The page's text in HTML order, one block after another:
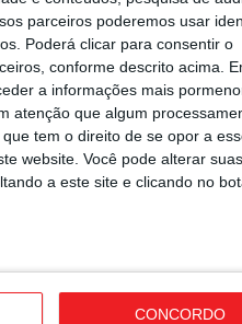
parceiros poderemos usar
Poderá clicar para consentir o
conforme descrito acima.
a informações mais
atenção que algum
tem o direito de se opor a
website. Você pode alterar suas
a este site e clicando no
CONCORDO
São
Centro
8 de Agosto,
distrito